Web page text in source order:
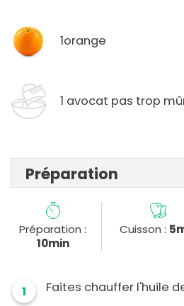
1orange
1 avocat pas trop
Préparation
Préparation :
10min
Cuisson :
1 Faites chauffer l'huile